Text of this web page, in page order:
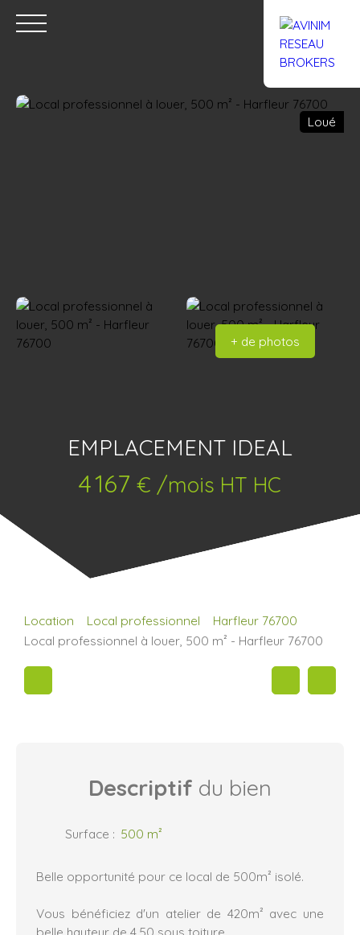
Loué
+ de photos
EMPLACEMENT IDEAL
4 167 € /mois HT HC
Location Local professionnel
Harfleur 76700
Local professionnel à louer, 500 m² - Harfleur 76700
Descriptif du bien
Surface : 500 m²
Belle opportunité pour ce local de 500m² isolé.
Vous bénéficiez d'un atelier de 420m² avec une
belle hauteur de 4,50 sous toiture.